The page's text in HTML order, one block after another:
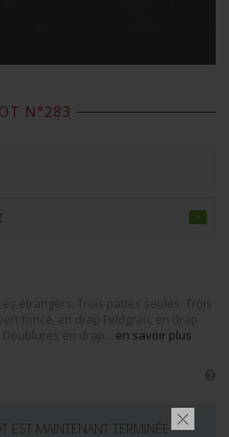
N°283
étrangers. Trois pattes seules. Trois
foncé, en drap Feldgrau, en drap
en drap... en savoir plus
EST MAINTENANT TERMINÉE